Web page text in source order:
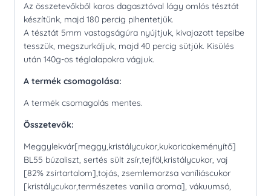
Az összetevőkből karos dagasztóval lágy omlós tésztát
készítünk, majd 180 percig pihentetjük.
A tésztát 5mm vastagságúra nyújtjuk, kivajazott tepsibe
tesszük, megszurkáljuk, majd 40 percig sütjük. Kisülés
után 140g-os téglalapokra vágjuk.
A termék csomagolása:
A termék csomagolás mentes.
Összetevők:
Meggylekvár[meggy,kristálycukor,kukoricakeményítő]
BL55 búzaliszt, sertés sült zsír,tejföl,kristálycukor, vaj
[82% zsírtartalom],tojás, zsemlemorzsa vaníliáscukor
[kristálycukor,természetes vanília aroma], vákuumsó,